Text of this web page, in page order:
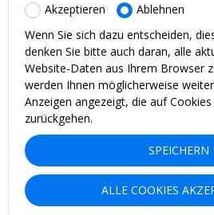
Akzeptieren
Ablehnen
Wenn Sie sich dazu entscheiden,
denken Sie bitte auch daran, alle
Website-Daten aus Ihrem Browser
werden Ihnen möglicherweise
Anzeigen angezeigt, die auf
zurückgehen.
SPEICHERN
ALLE COOKIES